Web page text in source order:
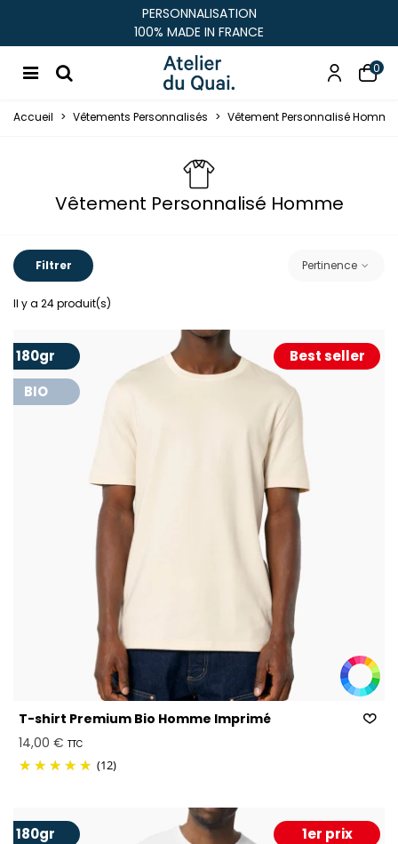
PRODUCTION DE VOTRE COMMANDE
SOUS 24H À 48H OUVRÉS
0
Accueil > Vêtements Personnalisés > Vêtement Personnalisé Homme
Vêtement Personnalisé Homme
Filtrer
Il y a 24 produit(s)
Pertinence
180gr
BIO
Best seller
T-shirt Premium Bio Homme Imprimé
14,00 € TTC
(12)
1er prix
180gr